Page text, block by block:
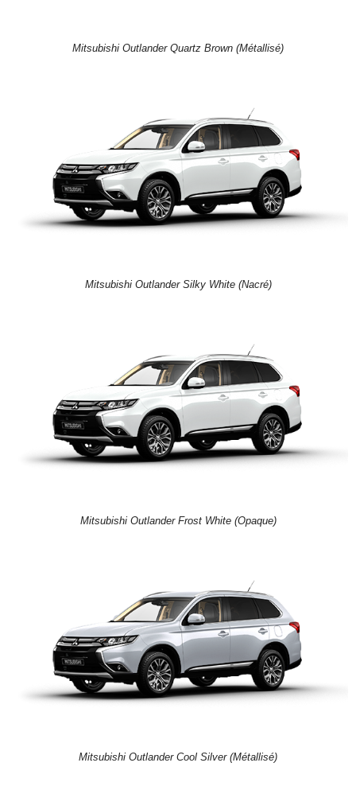
Mitsubishi Outlander Quartz Brown (Métallisé)
Mitsubishi Outlander Silky White (Nacré)
Mitsubishi Outlander Frost White (Opaque)
Mitsubishi Outlander Cool Silver (Métallisé)